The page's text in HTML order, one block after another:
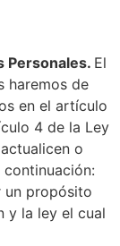
Personales. El
haremos de
en el artículo
4 de la Ley
o
continuación:
un propósito
y la ley el cual